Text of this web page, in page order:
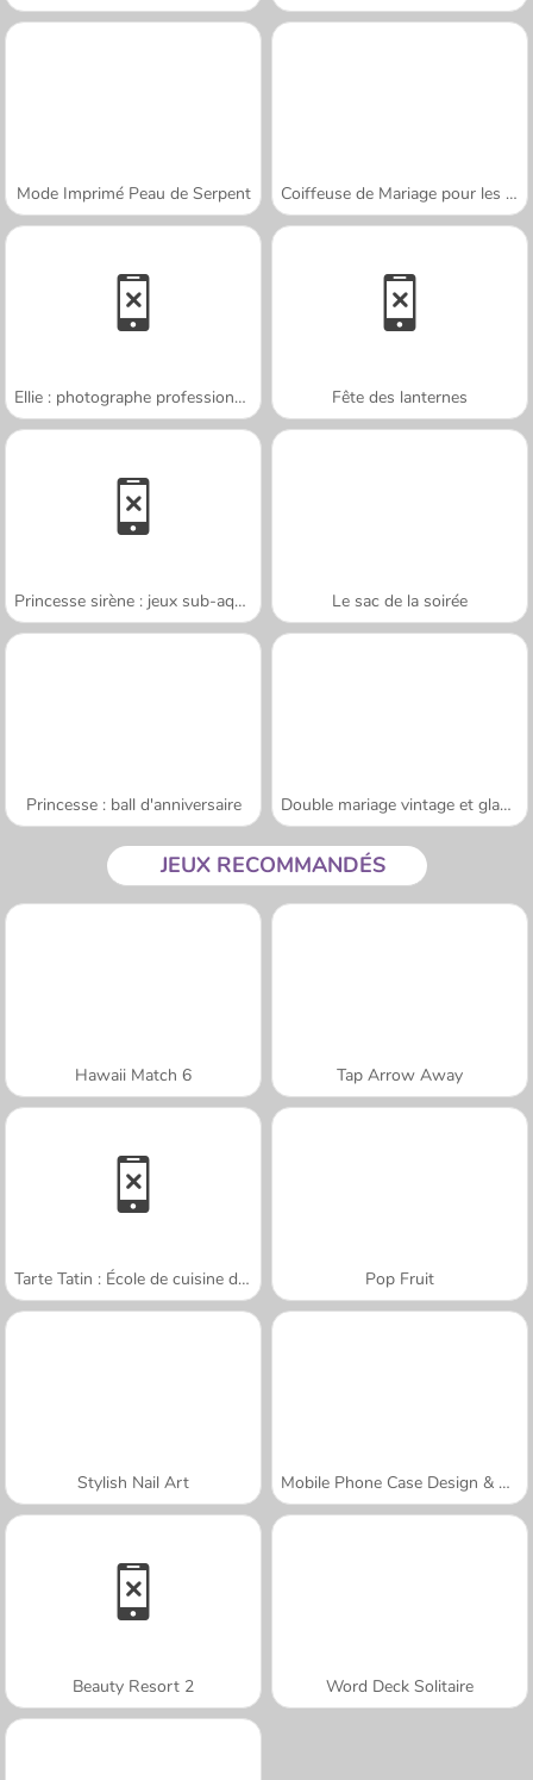
Mode Imprimé Peau de Serpent Coiffeuse de Mariage pour les Princesses
Ellie : photographe professionnelle Fête des lanternes
Princesse sirène : jeux sub-aquatiques Le sac de la soirée
Princesse : ball d'anniversaire Double mariage vintage et glamour
JEUX RECOMMANDÉS
Hawaii Match 6 Tap Arrow Away
Tarte Tatin : École de cuisine de Sara Pop Fruit
Stylish Nail Art Mobile Phone Case Design & DIY
Beauty Resort 2 Word Deck Solitaire